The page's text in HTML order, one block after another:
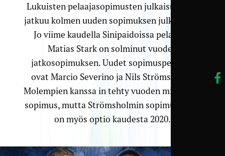
Lukuisten pelaajasopimusten julkaisuviikko
jatkuu kolmen uuden sopimuksen julkaisulla.
Jo viime kaudella Sinipaidoissa pelannut
Matias Stark on solminut vuoden
jatkosopimuksen. Uudet sopimuspelaajat
ovat Marcio Severino ja Nils Strömsholm.
Molempien kanssa in tehty vuoden mittainen
sopimus, mutta Strömsholmin sopimuksessa
on myös optio kaudesta 2020.